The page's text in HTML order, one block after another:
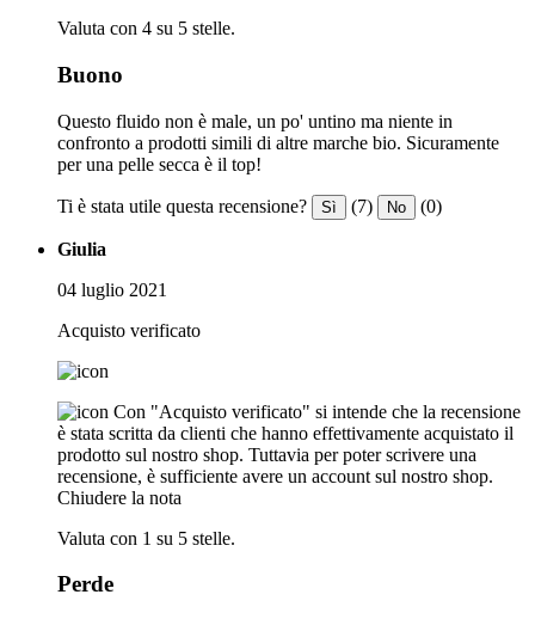
Valuta con 4 su 5 stelle.
Buono
Questo fluido non è male, un po' untino ma niente in
confronto a prodotti simili di altre marche bio. Sicuramente
per una pelle secca è il top!
Ti è stata utile questa recensione? Sì (7) No (0)
Giulia
04 luglio 2021
Acquisto verificato
Con "Acquisto verificato" si intende che la recensione
è stata scritta da clienti che hanno effettivamente acquistato il
prodotto sul nostro shop. Tuttavia per poter scrivere una
recensione, è sufficiente avere un account sul nostro shop.
Chiudere la nota
Valuta con 1 su 5 stelle.
Perde